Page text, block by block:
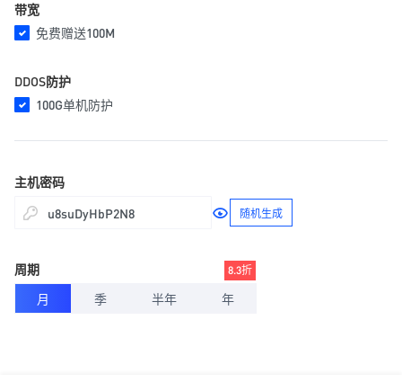
带宽
免费赠送100M
DDOS防护
100G单机防护
主机密码
随机生成
周期
月
季 半年 年
8.3折